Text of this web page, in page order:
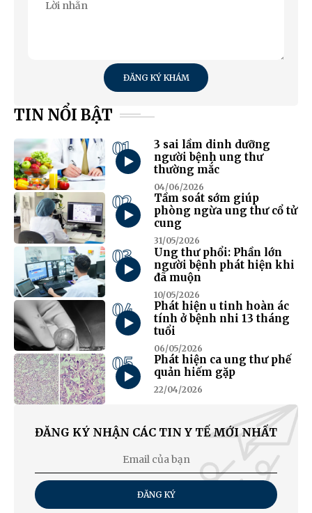
ĐĂNG KÝ KHÁM
TIN NỔI BẬT
01
3 sai lầm dinh dưỡng
người bệnh ung thư
thường mắc
04/06/2026
02
Tầm soát sớm giúp
phòng ngừa ung thư cổ tử
cung
31/05/2026
03
Ung thư phổi: Phần lớn
người bệnh phát hiện khi
đã muộn
10/05/2026
04
Phát hiện u tinh hoàn ác
tính ở bệnh nhi 13 tháng
tuổi
06/05/2026
05
Phát hiện ca ung thư phế
quản hiếm gặp
22/04/2026
ĐĂNG KÝ NHẬN CÁC TIN Y TẾ MỚI NHẤT
ĐĂNG KÝ